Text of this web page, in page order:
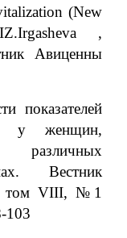
(New
,
Авиценны
показателей
у женщин,
Вестник
том VIII, №1
103